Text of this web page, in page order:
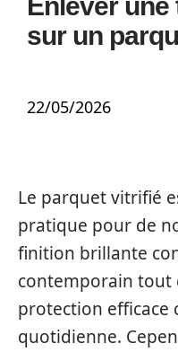
sur un
22/05/2026
Le parquet vitrifié
pratique pour de
finition brillante
contemporain tout
protection efficace
quotidienne.